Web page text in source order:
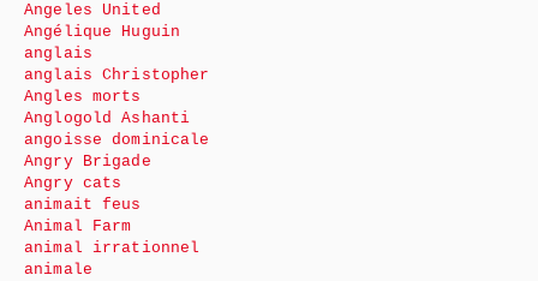
Angeles United
Angélique Huguin
anglais
anglais Christopher
Angles morts
Anglogold Ashanti
angoisse dominicale
Angry Brigade
Angry cats
animait feus
Animal Farm
animal irrationnel
animale